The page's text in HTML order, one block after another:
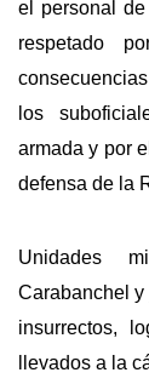
el personal
respetado
los
armada y por
defensa de la
Unidades
Carabanchel
insurrectos,
llevados a la